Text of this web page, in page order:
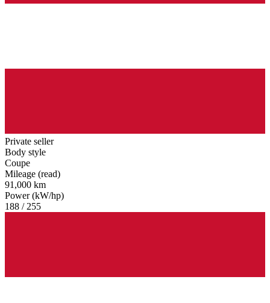
Private seller
Body style
Coupe
Mileage (read)
91,000 km
Power (kW/hp)
188 / 255